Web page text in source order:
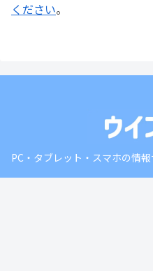
ください。
PC・タブレット・スマホの情